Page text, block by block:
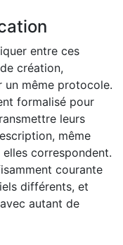
entre ces
création,
même protocole.
formalisé pour
leurs
même
correspondent.
courante
différents, et
autant de